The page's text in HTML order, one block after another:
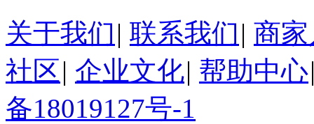
关于我们 | 联系我们 | 商
社区| 企业文化| 帮助中心
备18019127号-1